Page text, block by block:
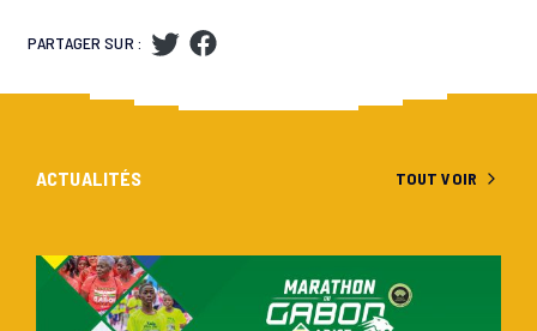
PARTAGER SUR :
ACTUALITÉS TOUT VOIR